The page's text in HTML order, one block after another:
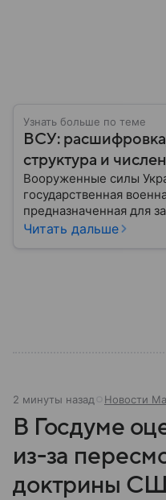
Узнать больше по теме
ВСУ:
структура и
Вооруженные силы
государственная
предназначенная для
военным путем. Была
Читать дальше
2 минуты назад Новости
В Госдуме
из-за
доктрины